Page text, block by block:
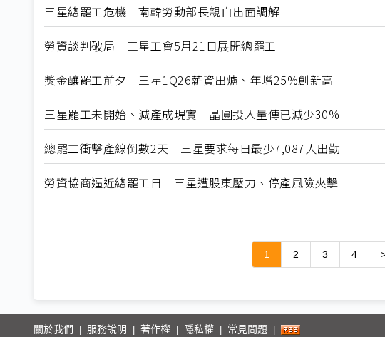
三星總罷工危機 南韓勞動部長親自出面調解
勞資談判破局 三星工會5月21日展開總罷工
獎金釀罷工前夕 三星1Q26薪資出爐、年增25%創新高
三星罷工未開始、減產成現實 晶圓投入量傳已減少30%
總罷工衝擊產線倒數2天 三星要求每日最少7,087人出勤
勞資協商逼近總罷工日 三星遭股東壓力、停產風險夾擊
1 2 3 4
關於我們 服務說明 著作權 隱私權 常見問題